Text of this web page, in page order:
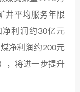
井平均服务年限
利润约30亿元
净利润约200元
，将进一步提升